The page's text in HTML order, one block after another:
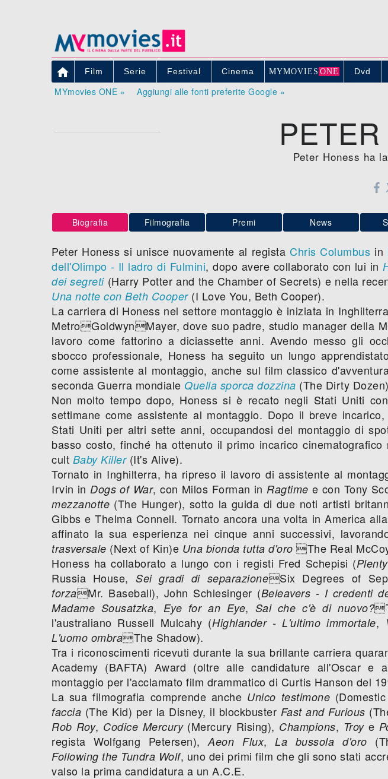
 Film Serie Festival Cinema MYMOVIE S ONE Dvd
MYmovies ONE » Aggiungi alle fonti preferite Google »
Peter Honess ha
Biografia Filmografia Premi News
Peter Honess si unisce nuovamente al regista Chris Columbus in
dell'Olimpo - Il ladro di Fulmini, dopo avere collaborato con lui in
dei segreti(Harry Potter and the Chamber of Secrets) e nella
Una notte con Beth Cooper(I Love You, Beth Cooper).
La carriera di Honess nel settore montaggio è iniziata in
MetroGoldwynMayer, dove suo padre, studio manager della
lavoro come fattorino a diciassette anni. Avendo messo gli
sbocco professionale, Honess ha seguito un lungo
come assistente al montaggio, anche sul film classico
seconda Guerra mondiale Quella sporca dozzina (The Dirty
Non molto tempo dopo, Honess si è recato negli Stati Uniti
settimane come assistente al montaggio. Dopo il breve
Stati Uniti per altri sette anni, occupandosi del montaggio di
basso costo, finché ha ottenuto il primo incarico
cult Baby Killer(It's Alive).
Tornato in Inghilterra, ha ripreso il lavoro di assistente al
Irvin in Dogs of War, con Milos Forman in Ragtime e con Tony
mezzanotte (The Hunger), sotto la guida di due noti artisti
Gibbs e Thelma Connell. Tornato ancora una volta in America
affinato la sua esperienza nei cinque anni successivi,
trasversale (Next of Kin)e Una bionda tutta d'oro The Real
Honess ha collaborato a lungo con i registi Fred Schepisi (Plenty
Russia House, Sei gradi di separazioneSix Degrees of
forzaMr. Baseball), John Schlesinger (Beleavers - I credenti
Madame Sousatzka, Eye for an Eye, Sai che c'è di nuovo?
l'australiano Russell Mulcahy (Highlander - L'ultimo immortale,
L'uomo ombraThe Shadow).
Tra i riconoscimenti ricevuti durante la sua brillante carriera
Academy (BAFTA) Award (oltre alle candidature all'Oscar e
montaggio per l'acclamato film drammatico di Curtis Hanson del
La sua filmografia comprende anche Unico testimone
faccia (The Kid) per la Disney, il blockbuster Fast and Furious
Rob Roy, Codice Mercury(Mercury Rising), Champions, Troye
regista Wolfgang Petersen),Aeon Flux,La bussola d'oro
Following the Tundra Wolf, uno dei primi film che gli sono stati
valso la prima candidatura a un A.C.E.